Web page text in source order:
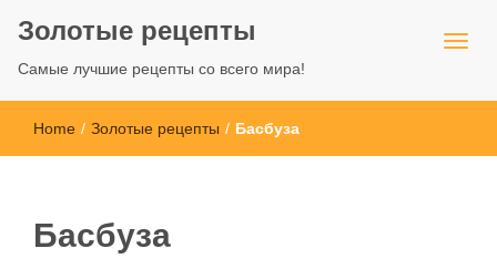
Золотые рецепты
Самые лучшие рецепты со всего мира!
Home / Золотые рецепты / Басбуза
Басбуза